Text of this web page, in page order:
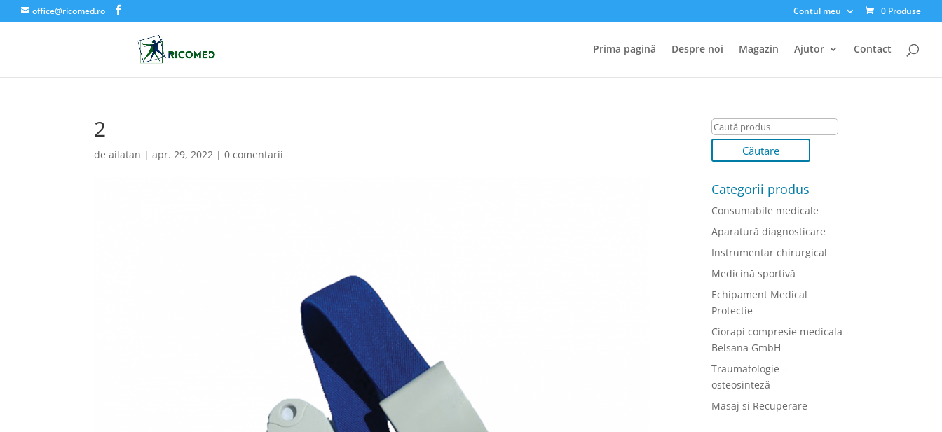
office@ricomed.ro Contul meu 0 Produse
Prima pagină Despre noi Magazin Ajutor Contact
2
deailatan |apr. 29, 2022 |0 comentarii
Categorii produs
Consumabile medicale
Aparatură diagnosticare
Instrumentar chirurgical
Medicină sportivă
Echipament Medical
Protectie
Ciorapi compresie medicala
Belsana GmbH
Traumatologie –
osteosinteză
Masaj si Recuperare